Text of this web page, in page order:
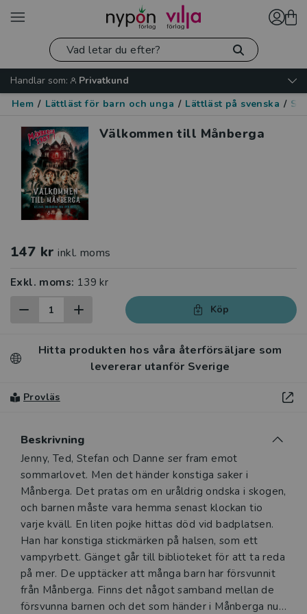
Handlar som:
Privatkund
Hem / Lättläst för barn och unga / Lättläst på svenska /
Välkommen till Månberga
147 kr inkl. moms
Exkl. moms: 139 kr
Köp
Hitta produkten hos våra återförsäljare som
levererar utanför Sverige
Provläs
Beskrivning
Beskrivning
Jenny, Ted, Stefan och Danne ser fram emot
sommarlovet. Men det händer konstiga saker i
Månberga. Det pratas om en uråldrig ondska i skogen,
och barnen måste vara hemma senast klockan tio
varje kväll. En liten pojke hittas död vid badplatsen.
Han har konstiga stickmärken på halsen, som ett
vampyrbett. Gänget går till biblioteket för att ta reda
på mer. De upptäcker att många barn har försvunnit
från Månberga. Finns det något samband mellan de
försvunna barnen och det som händer i Månberga nu?